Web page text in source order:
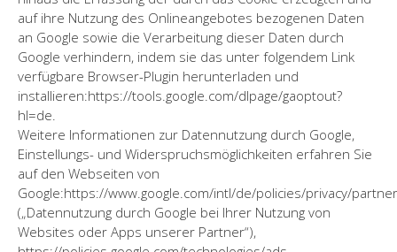
auf ihre Nutzung des Onlineangebotes bezogenen Daten
an Google sowie die Verarbeitung dieser Daten durch
Google verhindern, indem sie das unter folgendem Link
verfügbare Browser-Plugin herunterladen und
installieren:https://tools.google.com/dlpage/gaoptout?
hl=de.
Weitere Informationen zur Datennutzung durch Google,
Einstellungs- und Widerspruchsmöglichkeiten erfahren Sie
auf den Webseiten von
Google:https://www.google.com/intl/de/policies/privacy/
(„Datennutzung durch Google bei Ihrer Nutzung von
Websites oder Apps unserer Partner“),